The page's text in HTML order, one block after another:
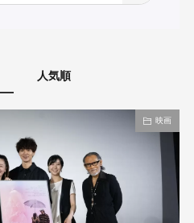
人気順
映画